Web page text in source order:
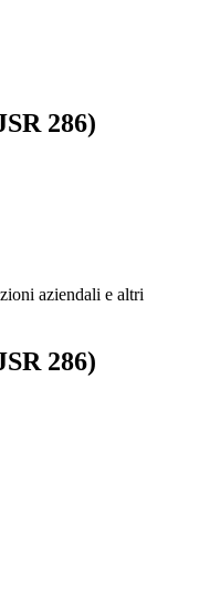
286)
aziendali e altri
286)